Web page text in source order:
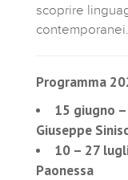
scoprire
contemporanei.
Programma
15 giugno
Giuseppe
10 – 27
Paonessa